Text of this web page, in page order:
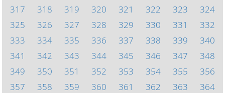
317
318 319 320 321 322 323
324
325
326 327 328 329 330 331
332
333
334 335 336 337 338 339
340
341
342 343 344 345 346 347
348
349
350 351 352 353 354 355
356
357
358 359 360 361 362 363 364